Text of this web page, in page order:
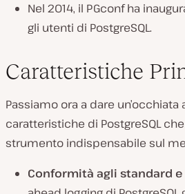
Nel 2014, il PGconf ha
gli utenti di PostgreSQL.
Caratteristiche
Passiamo ora a dare un’occhiata
caratteristiche di PostgreSQL
strumento indispensabile sul
Conformità agli standard